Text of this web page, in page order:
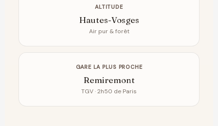
ALTITUDE
Hautes-Vosges
Air pur & forêt
GARE LA PLUS PROCHE
Remiremont
TGV · 2h50 de Paris